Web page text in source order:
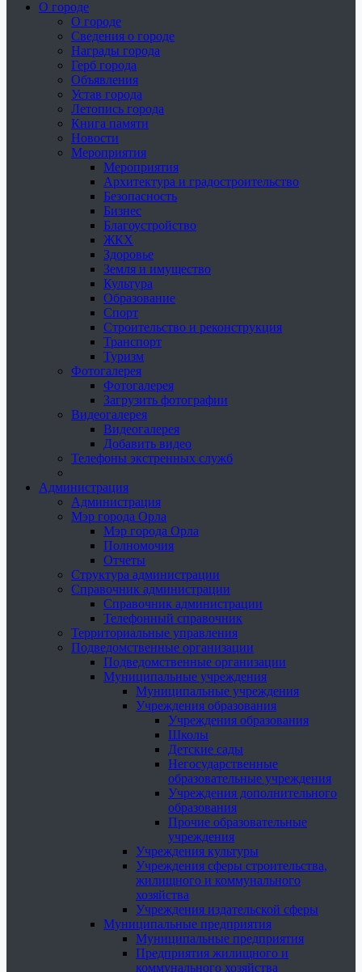
О городе
О городе
Сведения о городе
Награды города
Герб города
Объявления
Устав города
Летопись города
Книга памяти
Новости
Мероприятия
Мероприятия
Архитектура и градостроительство
Безопасность
Бизнес
Благоустройство
ЖКХ
Здоровье
Земля и имущество
Культура
Образование
Спорт
Строительство и реконструкция
Транспорт
Туризм
Фотогалерея
Фотогалерея
Загрузить фотографии
Видеогалерея
Видеогалерея
Добавить видео
Телефоны экстренных служб
Администрация
Администрация
Мэр города Орла
Мэр города Орла
Полномочия
Отчеты
Структура администрации
Справочник администрации
Справочник администрации
Телефонный справочник
Территориальные управления
Подведомственные организации
Подведомственные организации
Муниципальные учреждения
Муниципальные учреждения
Учреждения образования
Учреждения образования
Школы
Детские сады
Негосударственные
образовательные учреждения
Учреждения дополнительного
образования
Прочие образовательные
учреждения
Учреждения культуры
Учреждения сферы строительства,
жилищного и коммунального
хозяйства
Учреждения издательской сферы
Муниципальные предприятия
Муниципальные предприятия
Предприятия жилищного и
коммунального хозяйства